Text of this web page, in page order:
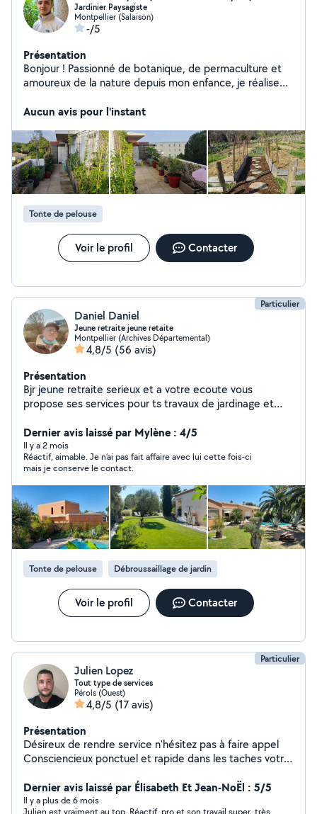
Jardinier Paysagiste
Montpellier (Salaison)
-/5
Présentation
Bonjour ! Passionné de botanique, de permaculture et
amoureux de la nature depuis mon enfance, je réalise
d'aménagement paysagers. => Taille / Débroussaillage /
Irrigation auto => Conseil botanique / Conception / Plan
3D Sérieux et ponctuel, j' interviens dans le secteur
Montpellier / Cœur d'hérault / Lodevois.
Aucun avis pour l'instant
Tonte de pelouse
Voir le profil Contacter
Particulier
Daniel Daniel
Jeune retraite jeune retaite
Montpellier (Archives Départemental)
4,8/5 (56 avis)
Présentation
Bjr jeune retraite serieux et a votre ecoute vous
propose ses services pour ts travaux de jardinage et
agricole
Dernier avis laissé par Mylène : 4/5
Il y a 2 mois
Réactif, aimable. Je n’ai pas fait affaire avec lui cette fois-ci
mais je conserve le contact.
Tonte de pelouse Débroussaillage de jardin
Voir le profil Contacter
Particulier
Julien Lopez
Tout type de services
Pérols (Ouest)
4,8/5 (17 avis)
Présentation
Désireux de rendre service n'hésitez pas à faire appel
Consciencieux ponctuel et rapide dans les taches votre
Dernier avis laissé par Élisabeth Et Jean-NoËl : 5/5
Il y a plus de 6 mois
Julien est vraiment au top. Réactif, pro et son travail super. très